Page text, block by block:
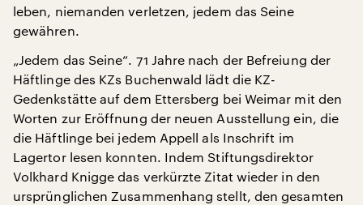
leben, niemanden verletzen, jedem das Seine
gewähren.
„Jedem das Seine“. 71 Jahre nach der Befreiung der
Häftlinge des KZs Buchenwald lädt die KZ-
Gedenkstätte auf dem Ettersberg bei Weimar mit den
Worten zur Eröffnung der neuen Ausstellung ein, die
die Häftlinge bei jedem Appell als Inschrift im
Lagertor lesen konnten. Indem Stiftungsdirektor
Volkhard Knigge das verkürzte Zitat wieder in den
ursprünglichen Zusammenhang stellt, den gesamten